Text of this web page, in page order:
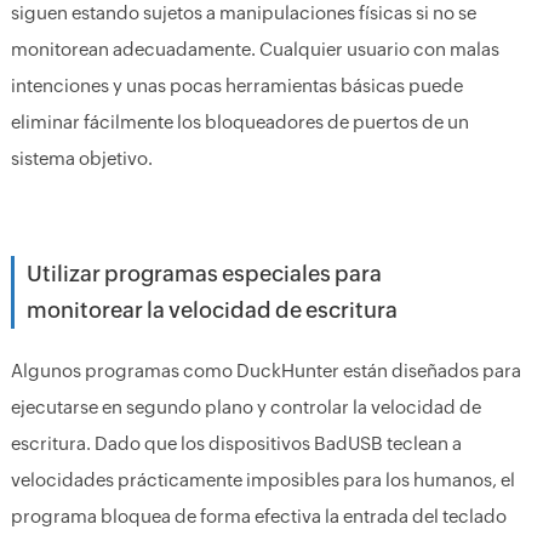
siguen estando sujetos a manipulaciones físicas si no se
monitorean adecuadamente. Cualquier usuario con malas
intenciones y unas pocas herramientas básicas puede
eliminar fácilmente los bloqueadores de puertos de un
sistema objetivo.
Utilizar programas especiales para
monitorear la velocidad de escritura
Algunos programas como DuckHunter están diseñados para
ejecutarse en segundo plano y controlar la velocidad de
escritura. Dado que los dispositivos BadUSB teclean a
velocidades prácticamente imposibles para los humanos, el
programa bloquea de forma efectiva la entrada del teclado